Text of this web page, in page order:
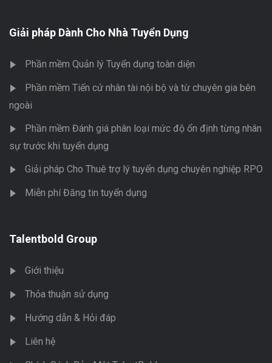
Giải pháp Dành Cho Nhà Tuyển Dụng
Phần mềm Quản lý Tuyển dụng toàn diện
Phần mềm Tiến cử nhân tài nội bộ và từ chuyên gia bên
ngoài
Phần mềm Đánh giá phân loại mức độ ổn định từng nhân
sự trước khi tuyển dụng
Giải pháp Cho Thuê trợ lý tuyển dụng chuyên nghiệp RPO
Miễn phí Đăng tin tuyển dụng
Talentbold Group
Giới thiệu
Thỏa thuận sử dụng
Hướng dẫn & Hỏi đáp
Liên hệ